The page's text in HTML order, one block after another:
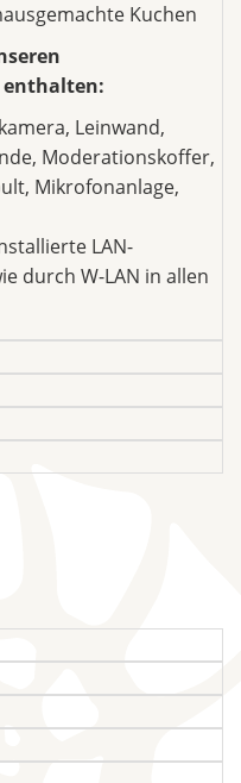
Kuchen
enthalten:
Leinwand,
Moderationskoffer,
Mikrofonanlage,
LAN-
durch W-LAN in allen